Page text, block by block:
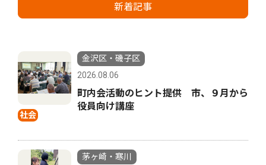
新着記事
社会
金沢区・磯子区
2026.08.06
町内会活動のヒント提供 市、９月から
役員向け講座
茅ヶ崎・寒川